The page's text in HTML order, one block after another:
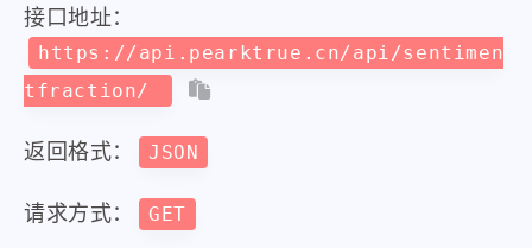
接口地址：
https://api.pearktrue.cn/api/sentimen
tfraction/
返回格式： JSON
请求方式： GET